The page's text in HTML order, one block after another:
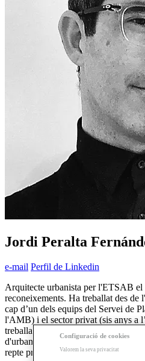
Jordi Peralta
e-mail Perfil de Linkedin
Arquitecte urbanista per l'ETSAB el
reconeixements. Ha treballat des
cap d’un dels equips del Servei de
l'AMB) i el sector privat (sis anys a
treballant en múltiples projectes
d'urbanisme). Recentment ha
repte professional per a l’impuls de
Configuració de cookies
Valorem la seva privacitat